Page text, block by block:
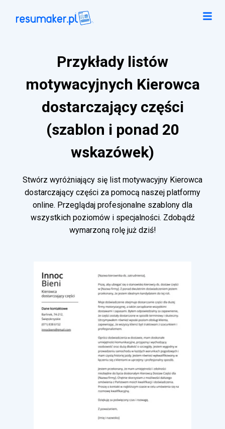
Przykłady listów
motywacyjnych Kierowca
dostarczający części
(szablon i ponad 20
wskazówek)
Stwórz wyróżniający się list motywacyjny Kierowca
dostarczający części za pomocą naszej platformy
online. Przeglądaj profesjonalne szablony dla
wszystkich poziomów i specjalności. Zdobądź
wymarzoną rolę już dziś!